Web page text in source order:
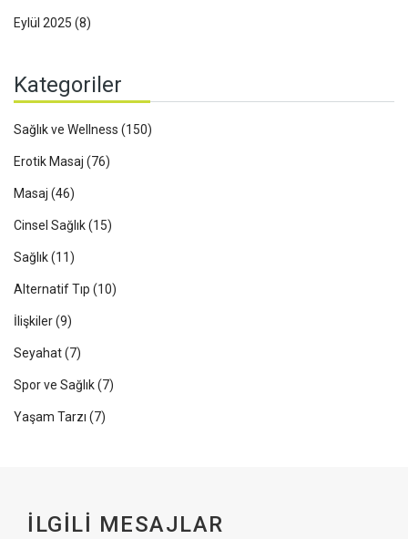
Eylül 2025 (8)
Kategoriler
Sağlık ve Wellness (150)
Erotik Masaj (76)
Masaj (46)
Cinsel Sağlık(15)
Sağlık(11)
Alternatif Tıp (10)
İlişkiler(9)
Seyahat(7)
Spor ve Sağlık(7)
Yaşam Tarzı (7)
İLGILI MESAJLAR